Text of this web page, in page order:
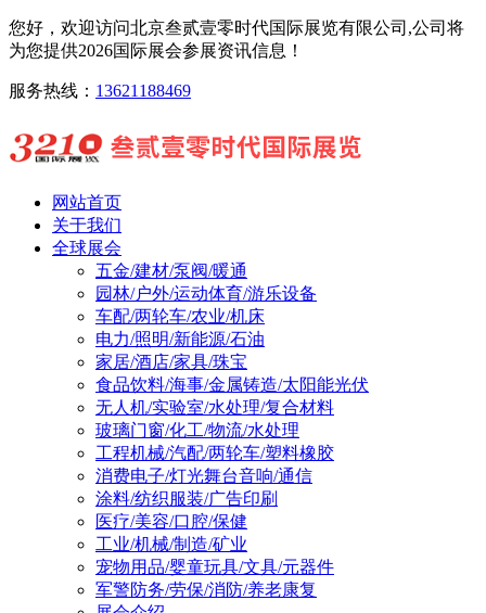
您好，欢迎访问北京叁贰壹零时代国际展览有限公司,公司将
为您提供2026国际展会参展资讯信息！
服务热线： 13621188469
网站首页
关于我们
全球展会
五金/建材/泵阀/暖通
园林/户外/运动体育/游乐设备
车配/两轮车/农业/机床
电力/照明/新能源/石油
家居/酒店/家具/珠宝
食品饮料/海事/金属铸造/太阳能光伏
无人机/实验室/水处理/复合材料
玻璃门窗/化工/物流/水处理
工程机械/汽配/两轮车/塑料橡胶
消费电子/灯光舞台音响/通信
涂料/纺织服装/广告印刷
医疗/美容/口腔/保健
工业/机械/制造/矿业
宠物用品/婴童玩具/文具/元器件
军警防务/劳保/消防/养老康复